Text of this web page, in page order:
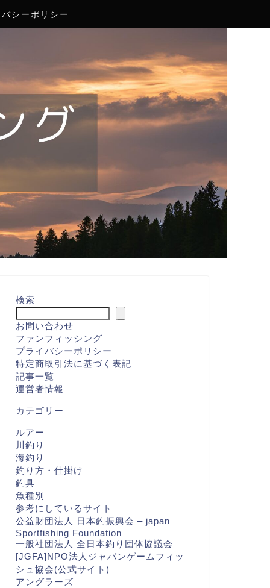
シーポリシー
検索
お問い合わせ
ファンフィッシング
プライバシーポリシー
特定商取引法に基づく表記
記事一覧
運営者情報
カテゴリー
ルアー
川釣り
海釣り
釣り方・仕掛け
釣具
魚種別
参考にしているサイト
公益財団法人 日本釣振興会 – japan
Sportfishing Foundation
一般社団法人 全日本釣り団体協議会
[JGFA]NPO法人ジャパンゲームフィッ
シュ協会(公式サイト)
アングラーズ